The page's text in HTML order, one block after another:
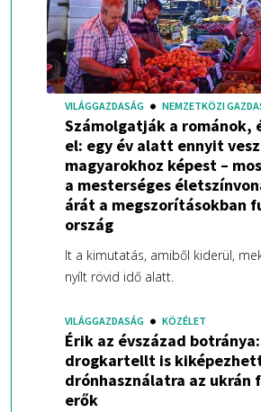
VILÁGGAZDASÁG NEMZETKÖZI
Számolgatják a románok,
el: egy év alatt ennyit
magyarokhoz képest –
a mesterséges
árát a megszorításokban
ország
It a kimutatás, amiből kiderül,
nyílt rövid idő alatt.
VILÁGGAZDASÁG KÖZÉLET
Érik az évszázad
drogkartellt is
drónhasználatra az ukrán
erők